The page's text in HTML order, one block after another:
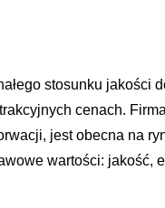
stosunku jakości
cenach.
jest obecna na
wartości: jakość,